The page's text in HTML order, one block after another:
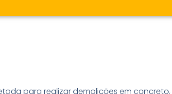
para realizar demolições em